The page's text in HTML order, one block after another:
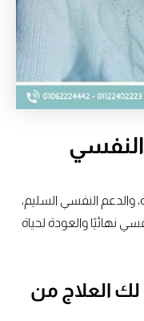
والدعم النفسي السليم،
نهائيًا والعودة لحياة
العلاج من